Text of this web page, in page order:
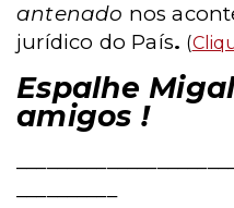
antenado nos
jurídico do País. (
Espalhe
amigos !